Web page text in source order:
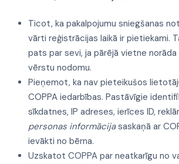
Ticot, ka pakalpojumu sniegšanas
vārti reģistrācijas laikā ir pietiekami.
pats par sevi, ja pārējā vietne norāda
vērstu nodomu.
Pieņemot, ka nav pieteikušos
COPPA iedarbības. Pastāvīgie
sīkdatnes, IP adreses, ierīces ID,
personas informācijasaskaņā ar
ievākti no bērna.
Uzskatot COPPA par neatkarīgu no